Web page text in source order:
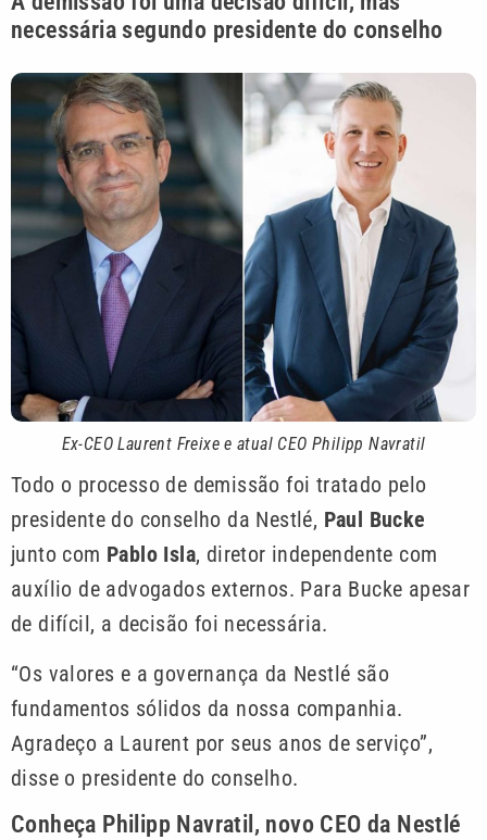
necessária segundo presidente do conselho
Ex-CEO Laurent Freixe e atual CEO Philipp Navratil
Todo o processo de demissão foi tratado pelo
presidente do conselho da Nestlé, Paul Bucke
junto com Pablo Isla, diretor independente com
auxílio de advogados externos. Para Bucke apesar
de difícil, a decisão foi necessária.
“Os valores e a governança da Nestlé são
fundamentos sólidos da nossa companhia.
Agradeço a Laurent por seus anos de serviço”,
disse o presidente do conselho.
Conheça Philipp Navratil, novo CEO da Nestlé